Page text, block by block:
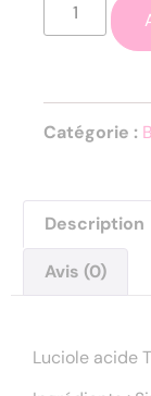
Catégorie :
Description
Avis (0)
Luciole acide